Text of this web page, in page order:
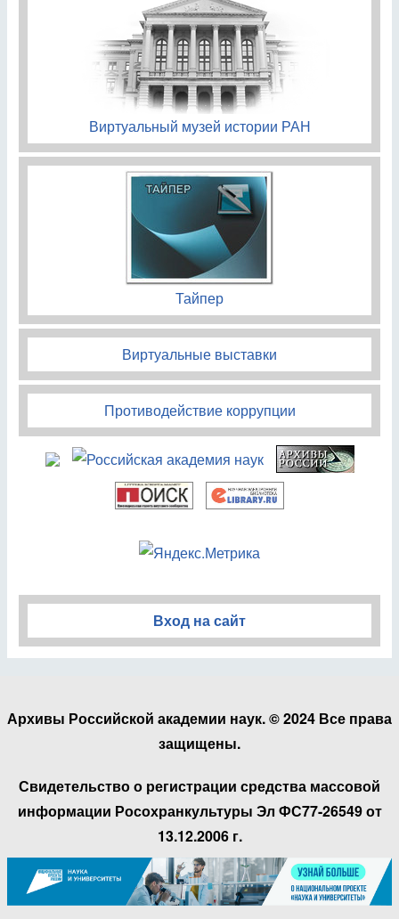
Виртуальный музей истории РАН
Тайпер
Виртуальные выставки
Противодействие коррупции
Вход на сайт
Архивы Российской академии наук. © 2024 Все права
защищены.
Свидетельство о регистрации средства массовой
информации Росохранкультуры Эл ФС77-26549 от
13.12.2006 г.